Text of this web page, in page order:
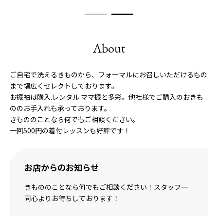
About
ご自宅で洗えるきものから、フォーマルにお召しいただけるもの
まで幅広くセレクトしております。
お振袖は購入.レンタル.ママ振と多彩。他社様でご購入のおきも
ののお手入れも承っております。
きもののことなら何でもご相談ください。
一回500円の着付レッスンも好評です！
お店からのお知らせ
きもののことなら何でもご相談ください！スタッフ一
同心よりお待ちしております！